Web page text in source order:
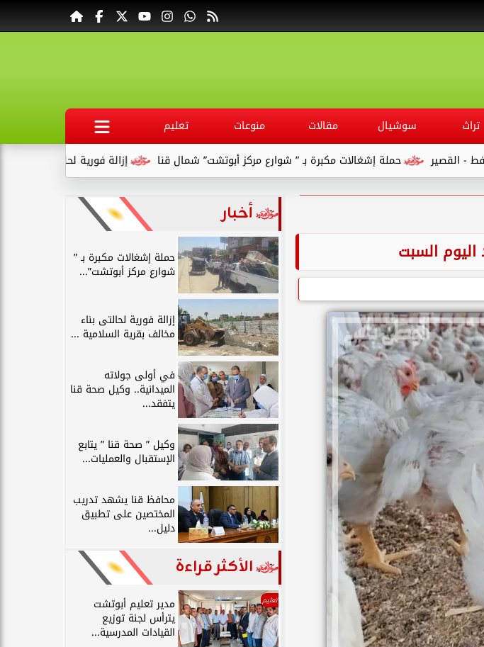
تراث سوشيال مقالات منوعات
تعليم
إزالة فورية لحالتى بناء مخالف بقرية
حملة إشغالات مكبرة بـ ” شوارع مركز أبوتشت” شمال قنا
السبت
أخبار
حملة إشغالات مكبرة بـ ”
شوارع مركز أبوتشت”...
إزالة فورية لحالتى بناء
مخالف بقرية السلامية ...
في أولى جولاته
الميدانية.. وكيل صحة قنا
يتفقد...
وكيل ” صحة قنا ” يتابع
الإستقبال والعمليات...
محافظ قنا يشهد تدريب
المختصين على تطبيق
دليل...
الأكثر قراءة
تعليم مدير تعليم أبوتشت
يترأس لجنة توزيع
القيادات المدرسية...